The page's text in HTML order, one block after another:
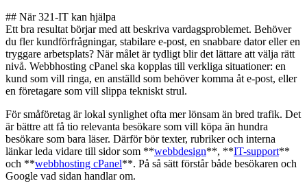
## När 321-IT kan hjälpa
Ett bra resultat börjar med att beskriva vardagsproblemet. Behöver
du fler kundförfrågningar, stabilare e-post, en snabbare dator eller en
tryggare arbetsplats? När målet är tydligt blir det lättare att välja rätt
nivå. Webbhosting cPanel ska kopplas till verkliga situationer: en
kund som vill ringa, en anställd som behöver komma åt e-post, eller
en företagare som vill slippa tekniskt strul.
För småföretag är lokal synlighet ofta mer lönsam än bred trafik. Det
är bättre att få tio relevanta besökare som vill köpa än hundra
besökare som bara läser. Därför bör texter, rubriker och interna
länkar leda vidare till sidor som **webbdesign**, **IT-support**
och **webbhosting cPanel**. På så sätt förstår både besökaren och
Google vad sidan handlar om.